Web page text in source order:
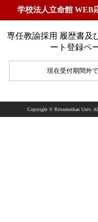
学校法人立命館 WEB
専任教諭採用 履歴書及
ート登録ペ
現在受付期間外で
Copyright © Ritsumeikan Univ. All